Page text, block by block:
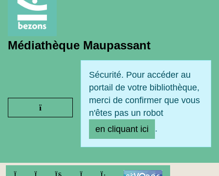
Médiathèque Maupassant
Ouvrir le menu
Sécurité. Pour accéder au
portail de votre bibliothèque,
merci de confirmer que vous
n'êtes pas un robot
en cliquant ici
.